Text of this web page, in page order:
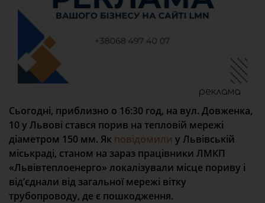
реклама
Сьогодні, приблизно о 16:30 год, на вул. Довженка,
10 у Львові стався порив на тепловій мережі
діаметром 150 мм. Як повідомили у Львівській
міськраді, станом на зараз працівники ЛМКП
«Львівтеплоенерго» локалізували місце пориву і
від’єднали від загальної мережі вітку
трубопроводу, де є пошкодження.